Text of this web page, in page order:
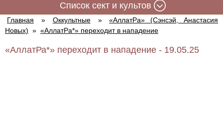
Cписок сект и культов
Главная » Оккультные »
«АллатРа» (Сэнсэй, Анастасия
Новых) » «АллатРа*» переходит в нападение
«АллатРа*» переходит в нападение - 19.05.25